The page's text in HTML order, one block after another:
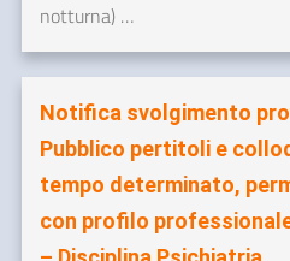
notturna) …
Notifica svolgimento
Pubblico pertitoli e
tempo determinato,
con profilo